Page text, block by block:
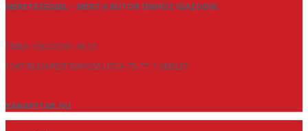
MÉRETEZÉSSEL – MERT A BÚTOR ÖNHÖZ IGAZODIK.
TÍMEA +36 20 561 46 33
1047 BUDAPEST BAROSS UTCA 75-77. 1 EMELET
KANAPETAR.HU